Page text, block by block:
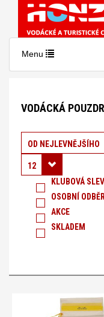
Toggle
Menu
Vodácká
pouzdra
vodotěsné
obaly.
VODÁCKÁ
Řadit podle:
OD NEJLEVNĚJŠÍHO
12
KLUBOVÁ
OSOBNÍ ODBĚR
AKCE
SKLADEM